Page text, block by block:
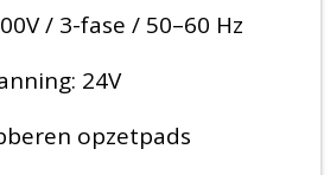
/ 3-fase / 50–60 Hz
24V
opzetpads